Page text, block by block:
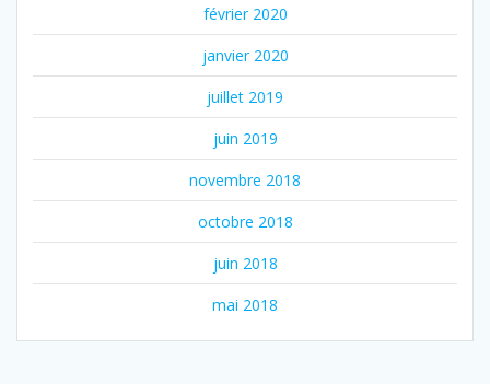
février 2020
janvier 2020
juillet 2019
juin 2019
novembre 2018
octobre 2018
juin 2018
mai 2018